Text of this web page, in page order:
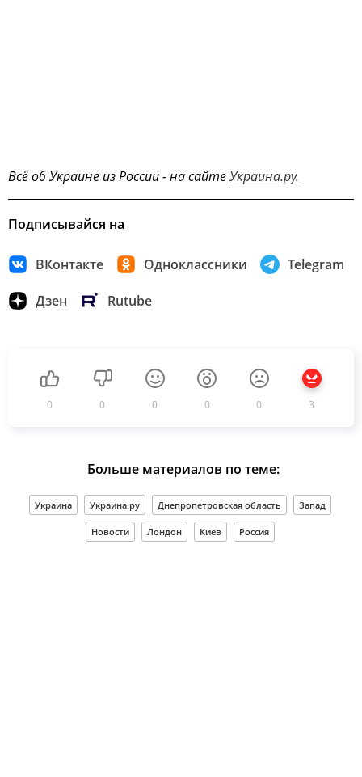
Всё об Украине из России - на сайтеУкраина.ру.
Подписывайся на
ВКонтакте Одноклассники Telegram
Дзен Rutube
0 0 0 0 0 3
Больше материалов по теме:
Украина Украина.ру Днепропетровская область Запад
Новости Лондон Киев Россия